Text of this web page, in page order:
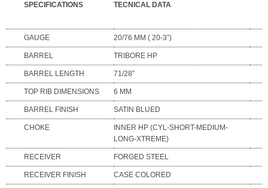
SPECIFICATIONS TECNICAL DATA
GAUGE 20/76 MM ( 20-3”)
BARREL TRIBORE HP
BARREL LENGTH 71/28”
TOP RIB DIMENSIONS 6 MM
BARREL FINISH SATIN BLUED
CHOKE
INNER HP (CYL-SHORT-MEDIUM-
LONG-XTREME)
RECEIVER FORGED STEEL
RECEIVER FINISH CASE COLORED